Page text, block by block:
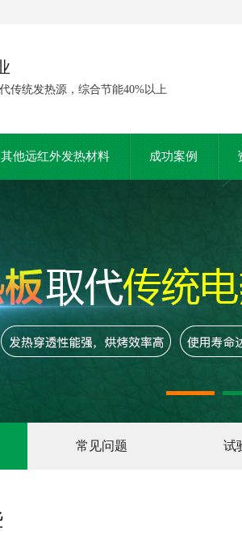
传统发热源，综合节能40%以上
其他远红外发热材料 成功案例
常见问题 试